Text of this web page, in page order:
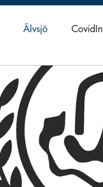
Älvsjö